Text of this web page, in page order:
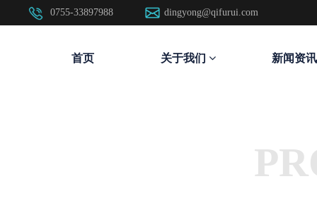
首页 关于我们 新闻资讯
0755-33897988 dingyong@qifurui.com